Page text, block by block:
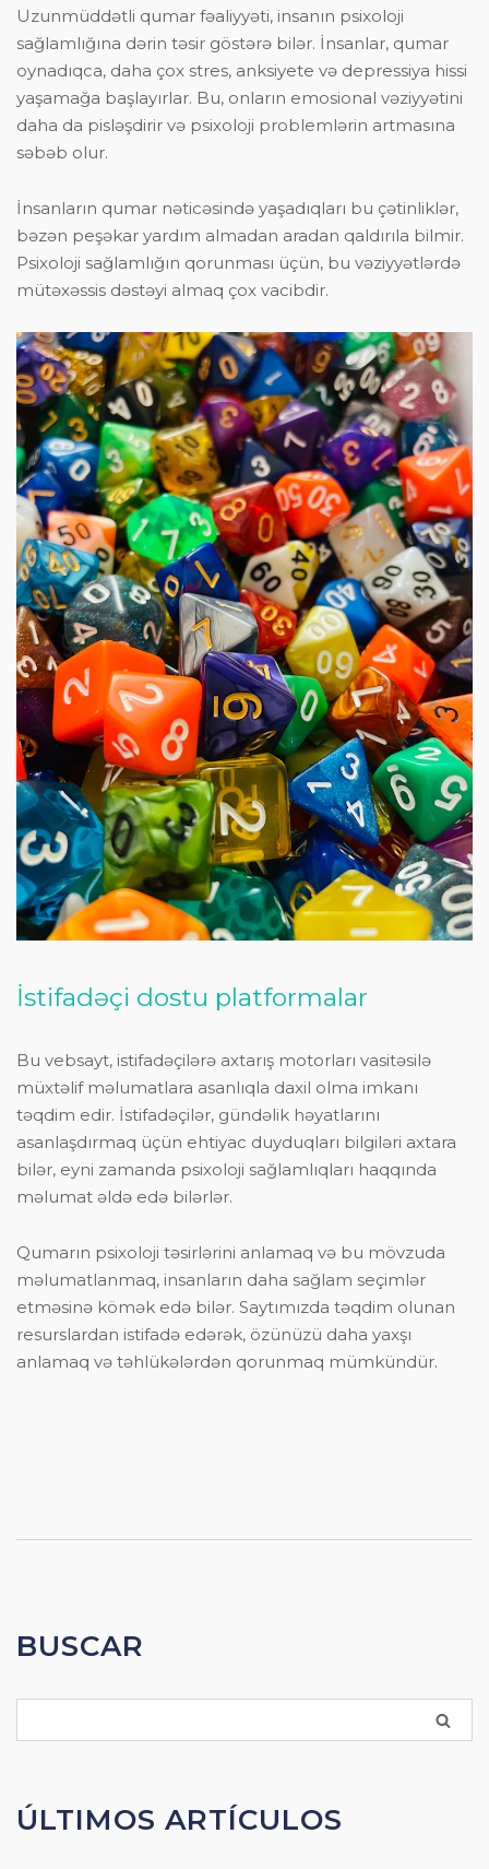
Uzunmüddətli qumar fəaliyyəti, insanın psixoloji
sağlamlığına dərin təsir göstərə bilər. İnsanlar, qumar
oynadıqca, daha çox stres, anksiyete və depressiya hissi
yaşamağa başlayırlar. Bu, onların emosional vəziyyətini
daha da pisləşdirir və psixoloji problemlərin artmasına
səbəb olur.
İnsanların qumar nəticəsində yaşadıqları bu çətinliklər,
bəzən peşəkar yardım almadan aradan qaldırıla bilmir.
Psixoloji sağlamlığın qorunması üçün, bu vəziyyətlərdə
mütəxəssis dəstəyi almaq çox vacibdir.
İstifadəçi dostu platformalar
Bu vebsayt, istifadəçilərə axtarış motorları vasitəsilə
müxtəlif məlumatlara asanlıqla daxil olma imkanı
təqdim edir. İstifadəçilər, gündəlik həyatlarını
asanlaşdırmaq üçün ehtiyac duyduqları bilgiləri axtara
bilər, eyni zamanda psixoloji sağlamlıqları haqqında
məlumat əldə edə bilərlər.
Qumarın psixoloji təsirlərini anlamaq və bu mövzuda
məlumatlanmaq, insanların daha sağlam seçimlər
etməsinə kömək edə bilər. Saytımızda təqdim olunan
resurslardan istifadə edərək, özünüzü daha yaxşı
anlamaq və təhlükələrdən qorunmaq mümkündür.
BUSCAR
ÚLTIMOS ARTÍCULOS